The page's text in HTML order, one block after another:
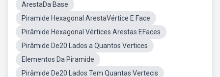
ArestaDa Base
Piramide Hexagonal ArestaVértice E Face
Pirâmide Hexagonal Vértices Arestas EFaces
Pirâmide De20 Lados a Quantos Vertices
Elementos Da Piramide
Pirâmide De20 Lados Tem Quantas Vertecis